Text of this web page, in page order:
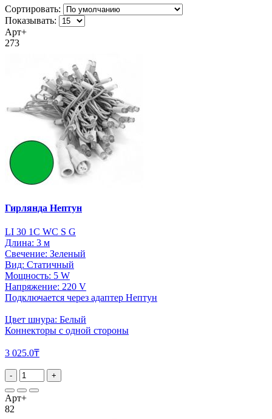
Сортировать:
Показывать:
Арт+
273
Гирлянда Нептун
LI 30 1C WC S G
Длина: 3 м
Свечение: Зеленый
Вид: Статичный
Мощность: 5 W
Напряжение: 220 V
Подключается через адаптер Нептун
Цвет шнура: Белый
Коннекторы с одной стороны
3 025.0₸
- +
Арт+
82